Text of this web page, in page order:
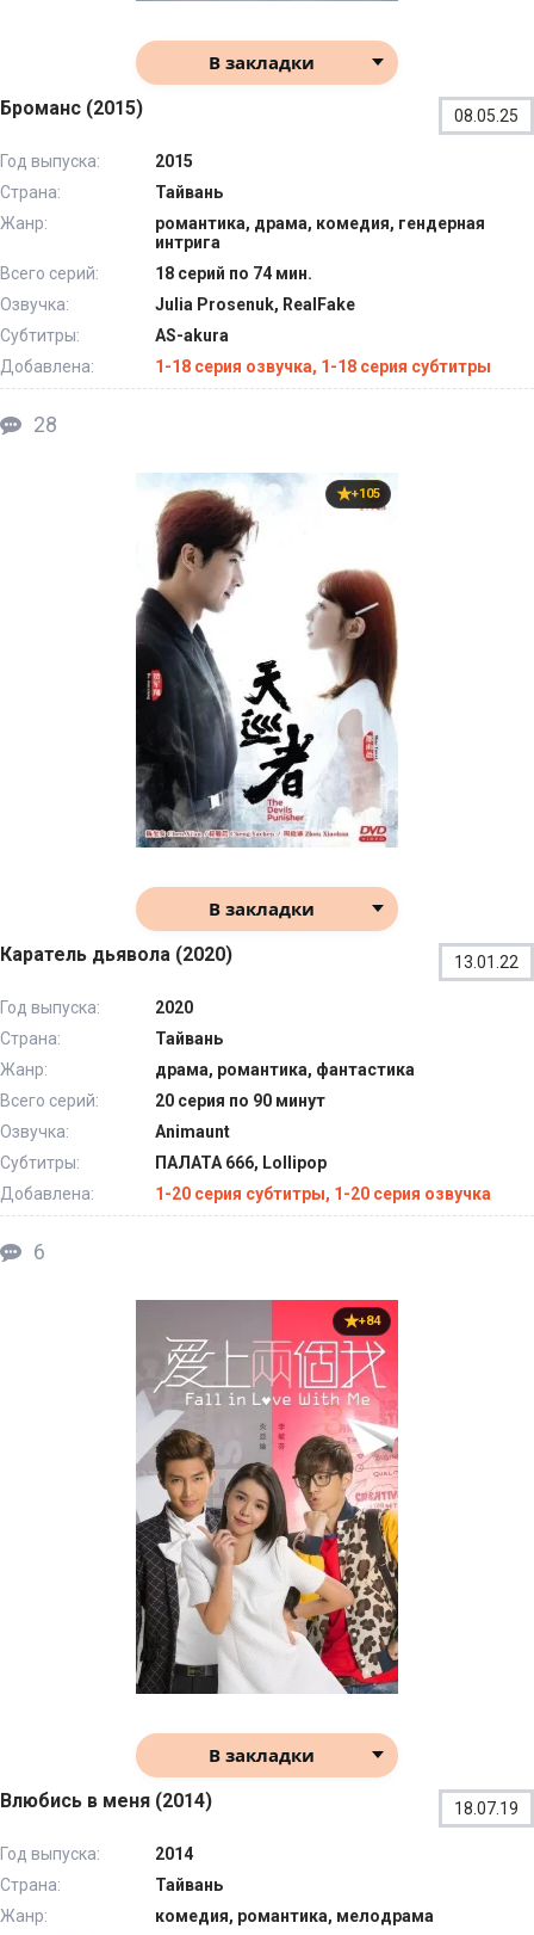
В закладки
Броманс (2015) 08.05.25
Год выпуска:
2015
Страна:
Тайвань
Жанр:
романтика, драма, комедия, гендерная
интрига
Всего серий:
18 серий по 74 мин.
Озвучка:
Julia Prosenuk, RealFake
Субтитры:
AS-akura
Добавлена:
1-18 серия озвучка, 1-18 серия субтитры
28
+105
В закладки
Каратель дьявола (2020) 13.01.22
Год выпуска:
2020
Страна:
Тайвань
Жанр:
драма, романтика, фантастика
Всего серий:
20 серия по 90 минут
Озвучка:
Animaunt
Субтитры:
ПАЛАТА 666, Lollipop
Добавлена:
1-20 серия субтитры, 1-20 серия озвучка
6
+84
В закладки
Влюбись в меня (2014) 18.07.19
Год выпуска:
2014
Страна:
Тайвань
Жанр:
комедия, романтика, мелодрама